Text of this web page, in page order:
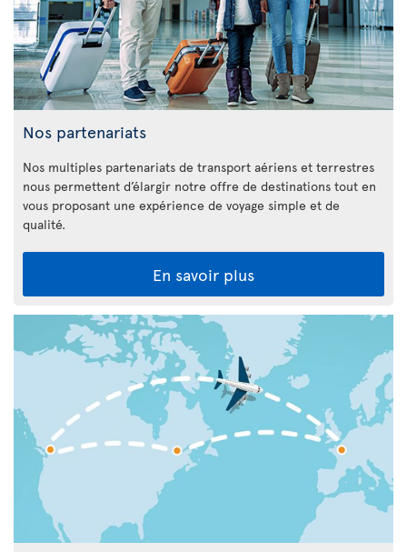
Nos partenariats
Nos multiples partenariats de transport aériens et terrestres
nous permettent d’élargir notre offre de destinations tout en
vous proposant une expérience de voyage simple et de
qualité.
En savoir plus